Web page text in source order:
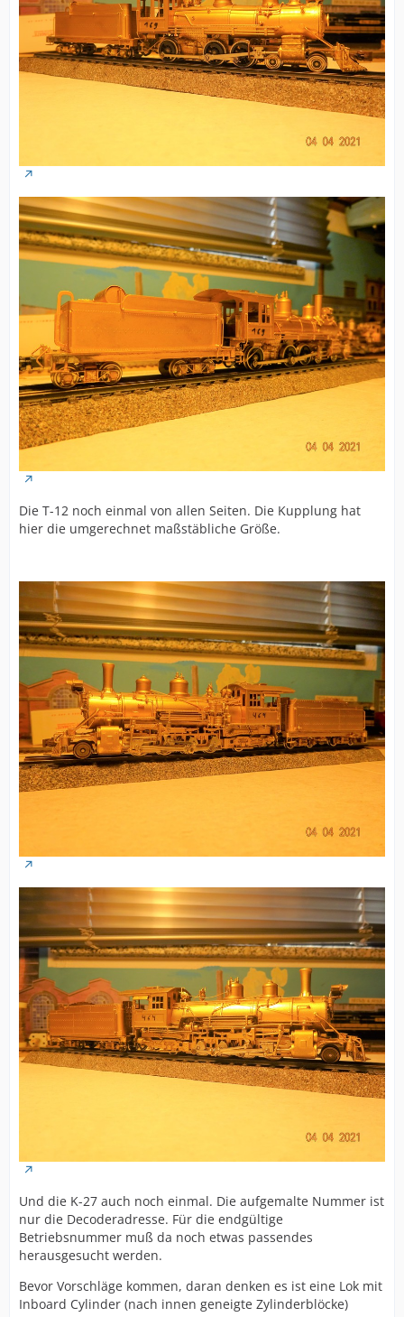
Die T-12 noch einmal von allen Seiten. Die Kupplung hat
hier die umgerechnet maßstäbliche Größe.
Und die K-27 auch noch einmal. Die aufgemalte Nummer ist
nur die Decoderadresse. Für die endgültige
Betriebsnummer muß da noch etwas passendes
herausgesucht werden.
Bevor Vorschläge kommen, daran denken es ist eine Lok mit
Inboard Cylinder (nach innen geneigte Zylinderblöcke)